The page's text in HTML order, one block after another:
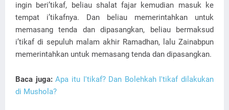
ingin beri’tikaf, beliau shalat fajar kemudian masuk ke
tempat i’tikafnya. Dan beliau memerintahkan untuk
memasang tenda dan dipasangkan, beliau bermaksud
i’tikaf di sepuluh malam akhir Ramadhan, lalu Zainabpun
memerintahkan untuk memasang tenda dan dipasangkan.
Baca juga:Apa itu I'tikaf? Dan Bolehkah I'tikaf dilakukan
di Mushola?